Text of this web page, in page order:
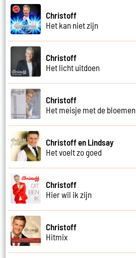
Christoff
Het kan niet zijn
Christoff
Het licht uitdoen
Christoff
Het meisje met de bloemen
Christoff en Lindsay
Het voelt zo goed
Christoff
Hier wil ik zijn
Christoff
Hitmix